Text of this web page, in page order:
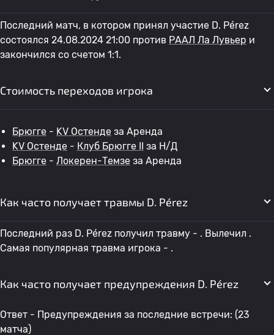
Последний матч, в котором принял участие D. Pérez
состоялся 24.08.2024 21:00 против РААЛ Ла Лувьер и
закончился со счетом 1:1.
Стоимость переходов игрока
Брюгге - KV Остенде за Аренда
KV Остенде - Клуб Брюгге II за Н/Д
Брюгге - Локерен-Темзе за Аренда
Как часто получает травмы D. Pérez
Последний раз D. Pérez получил травму - . Вылечил .
Самая популярная травма игрока - .
Как часто получает предупреждения D. Pérez
Ответ - Предупреждения за последние встречи: (23
матча)